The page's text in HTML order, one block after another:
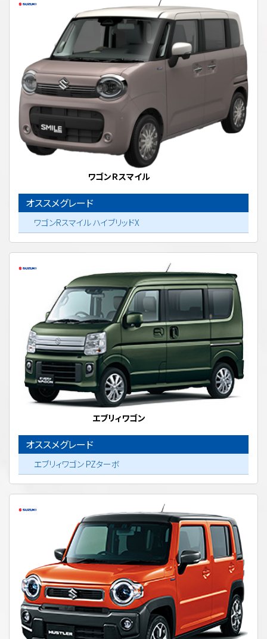
ワゴンＲスマイル
オススメグレード
ワゴンRスマイル ハイブリッドX
エブリィワゴン
オススメグレード
エブリィワゴン PZターボ